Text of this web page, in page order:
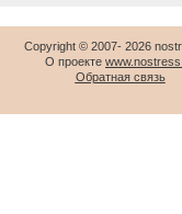
Copyright © 2007- 2026
О проекте
Обратная связь